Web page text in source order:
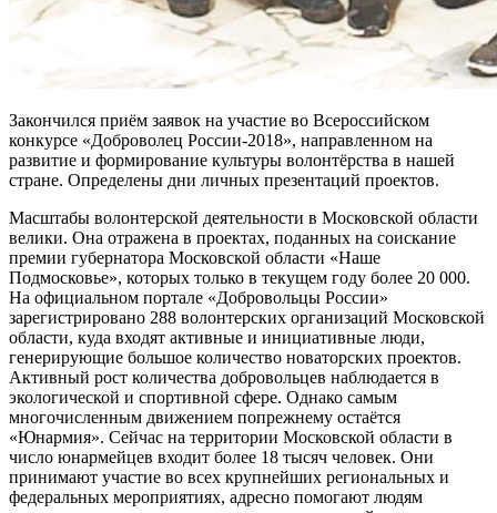
Закончился приём заявок на участие во Всероссийском
конкурсе «Доброволец России-2018», направленном на
развитие и формирование культуры волонтёрства в нашей
стране. Определены дни личных презентаций проектов.
Масштабы волонтерской деятельности в Московской области
велики. Она отражена в проектах, поданных на соискание
премии губернатора Московской области «Наше
Подмосковье», которых только в текущем году более 20 000.
На официальном портале «Добровольцы России»
зарегистрировано 288 волонтерских организаций Московской
области, куда входят активные и инициативные люди,
генерирующие большое количество новаторских проектов.
Активный рост количества добровольцев наблюдается в
экологической и спортивной сфере. Однако самым
многочисленным движением попрежнему остаётся
«Юнармия». Сейчас на территории Московской области в
число юнармейцев входит более 18 тысяч человек. Они
принимают участие во всех крупнейших региональных и
федеральных мероприятиях, адресно помогают людям